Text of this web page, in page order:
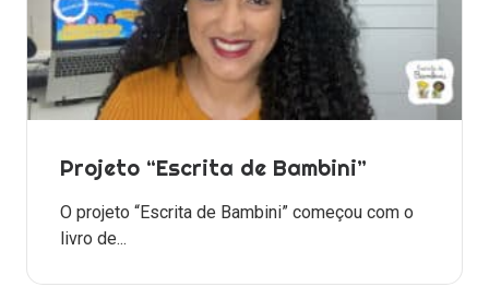
Projeto “Escrita de Bambini”
O projeto “Escrita de Bambini” começou com o
livro de...